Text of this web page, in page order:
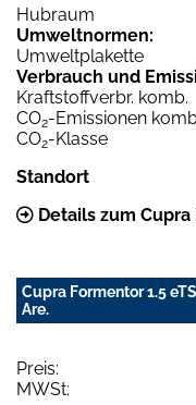
Hubraum
Umweltnormen:
Umweltplakette
Verbrauch und
Kraftstoffverbr. komb.
CO2-Emissionen
CO2-Klasse
Standort
Details zum
Cupra Formentor 1.5
Are.
Preis:
MWSt: